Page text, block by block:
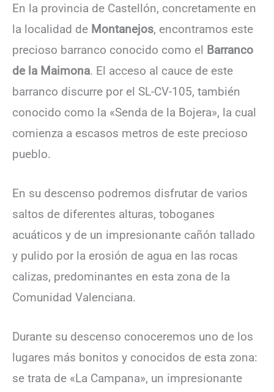
En la provincia de Castellón, concretamente en
la localidad de Montanejos, encontramos este
precioso barranco conocido como el Barranco
de la Maimona. El acceso al cauce de este
barranco discurre por el SL-CV-105, también
conocido como la «Senda de la Bojera», la cual
comienza a escasos metros de este precioso
pueblo.
En su descenso podremos disfrutar de varios
saltos de diferentes alturas, toboganes
acuáticos y de un impresionante cañón tallado
y pulido por la erosión de agua en las rocas
calizas, predominantes en esta zona de la
Comunidad Valenciana.
Durante su descenso conoceremos uno de los
lugares más bonitos y conocidos de esta zona:
se trata de «La Campana», un impresionante